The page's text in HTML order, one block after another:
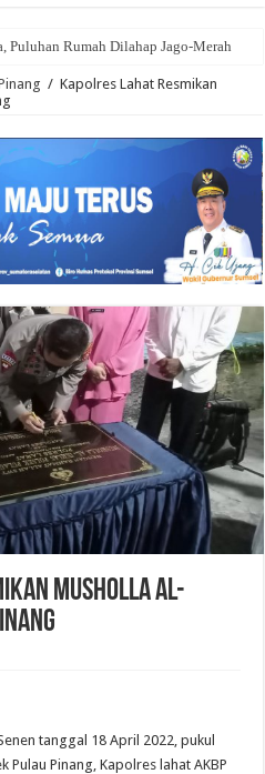
Puluhan Rumah Dilahap Jago-Merah
/ Kapolres Lahat Resmikan
Musholla Al-
tanggal 18 April 2022, pukul
Pinang, Kapolres lahat AKBP